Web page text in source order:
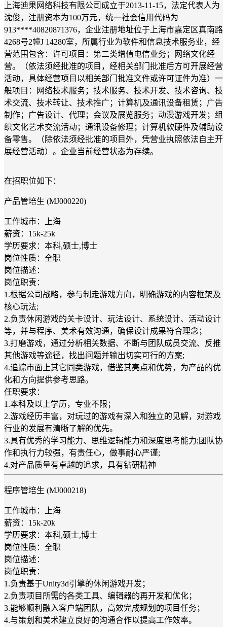
上海迪果网络科技有限公司成立于2013-11-15，法定代表人为
沈俊，注册资本为100万元，统一社会信用代码为
913****40820871376，企业注册地址位于上海市嘉定区真南路
4268号2幢J 14280室，所属行业为软件和信息技术服务业，经
营范围包含：许可项目：第二类增值电信业务；网络文化经
营。（依法须经批准的项目，经相关部门批准后方可开展经营
活动，具体经营项目以相关部门批准文件或许可证件为准）一
般项目：网络技术服务；技术服务、技术开发、技术咨询、技
术交流、技术转让、技术推广；计算机及通讯设备租赁；广告
制作；广告设计、代理；会议及展览服务；动漫游戏开发；组
织文化艺术交流活动；通讯设备修理；计算机软硬件及辅助设
备零售。（除依法须经批准的项目外，凭营业执照依法自主开
展经营活动）。企业当前经营状态为存续。
在招职位如下：
产品管培生 (MJ000220)
工作城市：上海
薪资：15k-25k
学历要求：本科,硕士,博士
岗位性质：全职
岗位描述：
岗位职责：
1.根据公司战略，参与制走游戏方向，明确游戏的内容框架及
核心玩法;
2.负责休闲游戏的关卡设计、玩法设计、系统设计、活动设计
等，并与程序、美术有效沟通，确保设计成果符合理念；
3.打磨游戏，通过分析相关数据、不断与团队成员交流、反推
其他游戏等途径，找出问题并输出切实可行的方案;
4.追踪市面上其它同类游戏，借鉴其亮点和优势，为产品的优
化和方向提供参考思路。
任职要求：
1.本科及以上学历，专业不限；
2.游戏经历丰富，对玩过的游戏有深入和独立的见解，对游戏
行业的发展有清晰了解的优先。
3.具有优秀的学习能力、思维逻辑能力和深度思考能力;团队协
作和执行力较强，有责任心，做事耐心严谨;
4.对产品质量有卓越的追求，具有钻研精神
程序管培生 (MJ000218)
工作城市：上海
薪资：15k-20k
学历要求：本科,硕士,博士
岗位性质：全职
岗位描述：
岗位职责：
1.负责基于Unity3d引擎的休闲游戏开发；
2.负责项目所需的各类工具、编辑器的再开发和优化；
3.能够顺利融入客户端团队，高效完成规划的项目任务；
4.与策划和美术建立良好的沟通合作以提高工作效率。